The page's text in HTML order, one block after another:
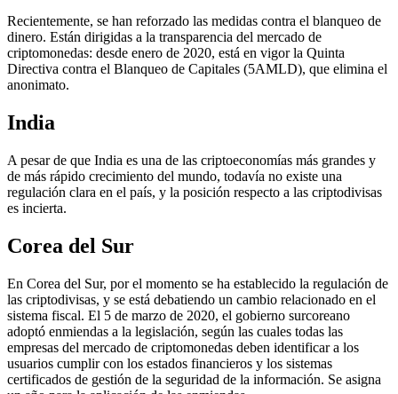
Recientemente, se han reforzado las medidas contra el blanqueo de
dinero. Están dirigidas a la transparencia del mercado de
criptomonedas: desde enero de 2020, está en vigor la Quinta
Directiva contra el Blanqueo de Capitales (5AMLD), que elimina el
anonimato.
India
A pesar de que India es una de las criptoeconomías más grandes y
de más rápido crecimiento del mundo, todavía no existe una
regulación clara en el país, y la posición respecto a las criptodivisas
es incierta.
Corea del Sur
En Corea del Sur, por el momento se ha establecido la regulación de
las criptodivisas, y se está debatiendo un cambio relacionado en el
sistema fiscal. El 5 de marzo de 2020, el gobierno surcoreano
adoptó enmiendas a la legislación, según las cuales todas las
empresas del mercado de criptomonedas deben identificar a los
usuarios cumplir con los estados financieros y los sistemas
certificados de gestión de la seguridad de la información. Se asigna